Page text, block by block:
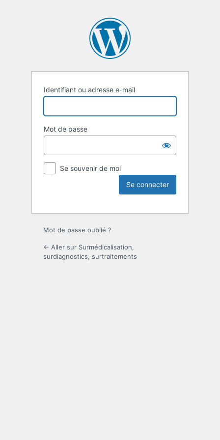
Identifiant ou adresse e-mail
Mot de passe
Se souvenir de moi
Mot de passe oublié ?
← Aller sur Surmédicalisation,
surdiagnostics, surtraitements